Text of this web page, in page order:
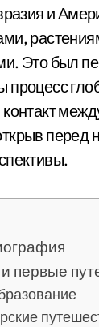
и
Это был
процесс
перед
первые